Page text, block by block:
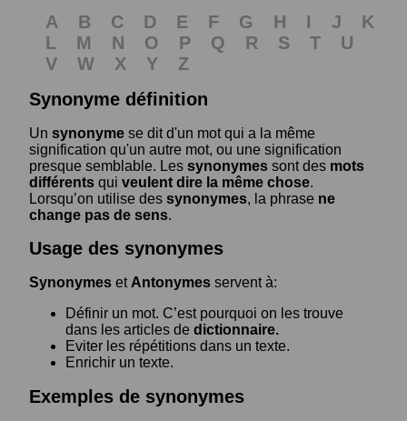
A B C D E F G H I J
K
L
M N O P Q R S T
U
V
W X Y
Z
Synonyme définition
Un synonyme se dit d'un mot qui a la même
signification qu'un autre mot, ou une signification
presque semblable. Les synonymes sont des mots
différents qui veulent dire la même chose.
Lorsqu’on utilise des synonymes, la phrase ne
change pas de sens.
Usage des synonymes
Synonymes et Antonymes servent à:
Définir un mot. C’est pourquoi on les trouve
dans les articles de dictionnaire.
Eviter les répétitions dans un texte.
Enrichir un texte.
Exemples de synonymes